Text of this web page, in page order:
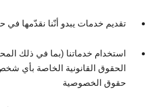
تقديم خدمات يبدو أنّنا نقدّمها في
استخدام خدماتنا (بما في ذلك
الحقوق القانونية الخاصة بأي
حقوق الخصوصية